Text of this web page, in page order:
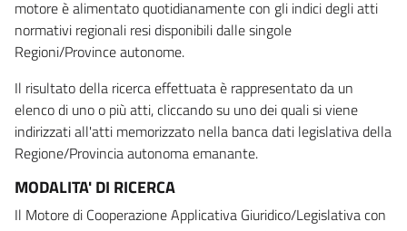
motore è alimentato quotidianamente con gli indici degli atti
normativi regionali resi disponibili dalle singole
Regioni/Province autonome.
Il risultato della ricerca effettuata è rappresentato da un
elenco di uno o più atti, cliccando su uno dei quali si viene
indirizzati all'atti memorizzato nella banca dati legislativa della
Regione/Provincia autonoma emanante.
MODALITA' DI RICERCA
Il Motore di Cooperazione Applicativa Giuridico/Legislativa con